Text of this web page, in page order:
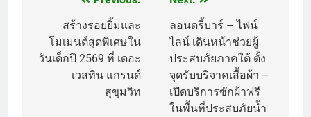
เรื่องสร้างรอยยิ้มและ
โมเมนต์สุดพิเศษใน
วันเด็กปี 2569 ที่ เดอะ
เวสทิน แกรนด์
สุขุมวิท
ลอนดรี้บาร์ – ไฟน์
ไลน์ เดินหน้าช่วยผู้
ประสบภัยภาคใต้ ตั้ง
จุดรับบริจาคเสื้อผ้า –
เปิดบริการซักผ้าฟรี
ในพื้นที่ประสบภัยน้ำ